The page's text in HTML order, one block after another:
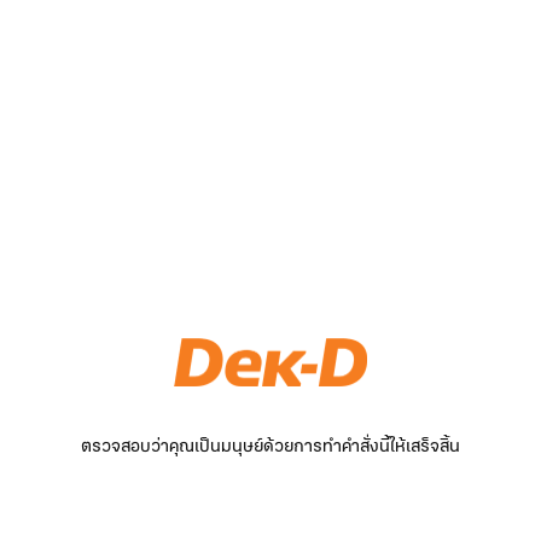
ตรวจสอบว่าคุณเป็นมนุษย์ด้วยการทำคำสั่งนี้ให้เสร็จสิ้น